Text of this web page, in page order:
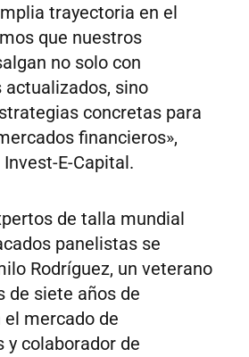
trayectoria en el
que nuestros
no solo con
sino
concretas para
financieros»,
E-Capital.
de talla mundial
panelistas se
Rodríguez, un veterano
de siete años de
mercado de
y colaborador de